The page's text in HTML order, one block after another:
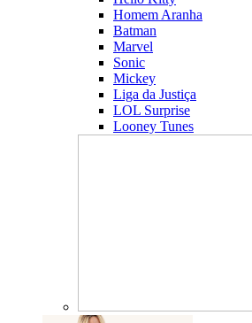
Homem Aranha
Batman
Marvel
Sonic
Mickey
Liga da Justiça
LOL Surprise
Looney Tunes